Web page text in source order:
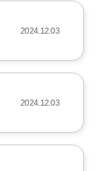
2024.12.03
2024.12.03